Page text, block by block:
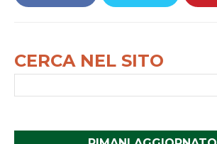
CERCA NEL SITO